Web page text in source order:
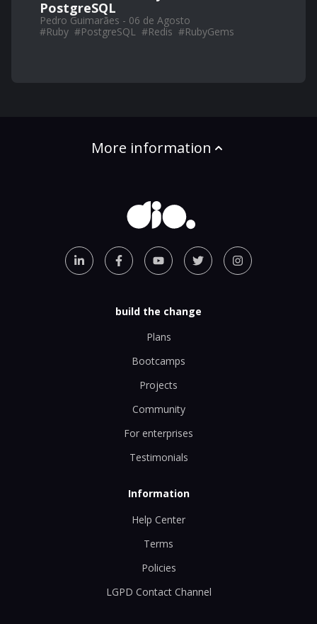
PostgreSQL
Pedro Guimarães - 06 de Agosto
#Ruby #PostgreSQL #Redis #RubyGems
More information
build the change
Plans
Bootcamps
Projects
Community
For enterprises
Testimonials
Information
Help Center
Terms
Policies
LGPD Contact Channel